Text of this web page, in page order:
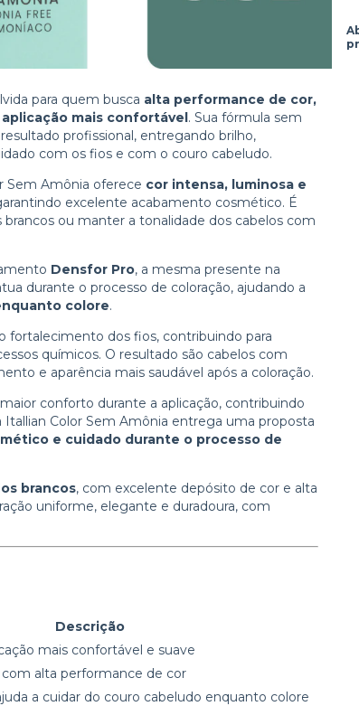
para quem busca alta performance de cor,
mais confortável. Sua fórmula sem
profissional, entregando brilho,
com os fios e com o couro cabeludo.
Sem Amônia oferece cor intensa, luminosa e
excelente acabamento cosmético. É
brancos ou manter a tonalidade dos cabelos com
Densfor Pro, a mesma presente na
durante o processo de coloração, ajudando a
colore.
fortalecimento dos fios, contribuindo para
químicos. O resultado são cabelos com
e aparência mais saudável após a coloração.
conforto durante a aplicação, contribuindo
Itallian Color Sem Amônia entrega uma proposta
e cuidado durante o processo de
brancos, com excelente depósito de cor e alta
uniforme, elegante e duradoura, com
Descrição
mais confortável e suave
alta performance de cor
a cuidar do couro cabeludo enquanto colore